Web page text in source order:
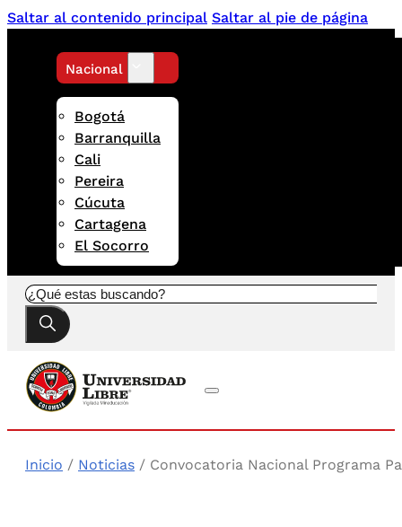
Saltar al contenido principal Saltar al pie de página
Nacional
Bogotá
Barranquilla
Cali
Pereira
Cúcuta
Cartagena
El Socorro
Buscar
Inicio / Noticias / Convocatoria Nacional Programa